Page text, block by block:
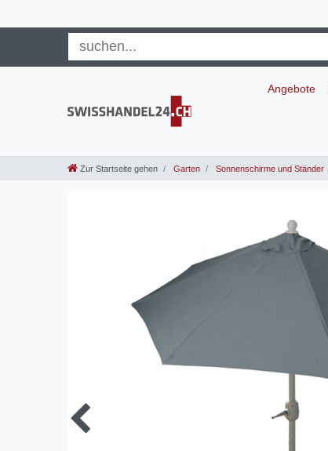
Angebote
Zur Startseite gehen Garten Sonnenschirme und Ständer